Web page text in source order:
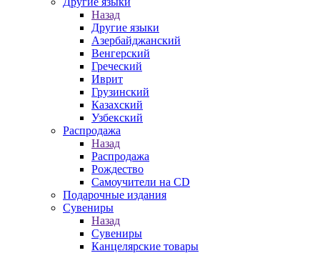
Назад
Другие языки
Азербайджанский
Венгерский
Греческий
Иврит
Грузинский
Казахский
Узбекский
Распродажа
Назад
Распродажа
Рождество
Самоучители на CD
Подарочные издания
Сувениры
Назад
Сувениры
Канцелярские товары